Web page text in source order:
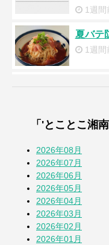
1週間
夏バテ
1週間
『道の
【とこ
手権 神
七夕
「'とことこ湘
2026年08月
2026年07月
2026年06月
2026年05月
2026年04月
2026年03月
2026年02月
2026年01月